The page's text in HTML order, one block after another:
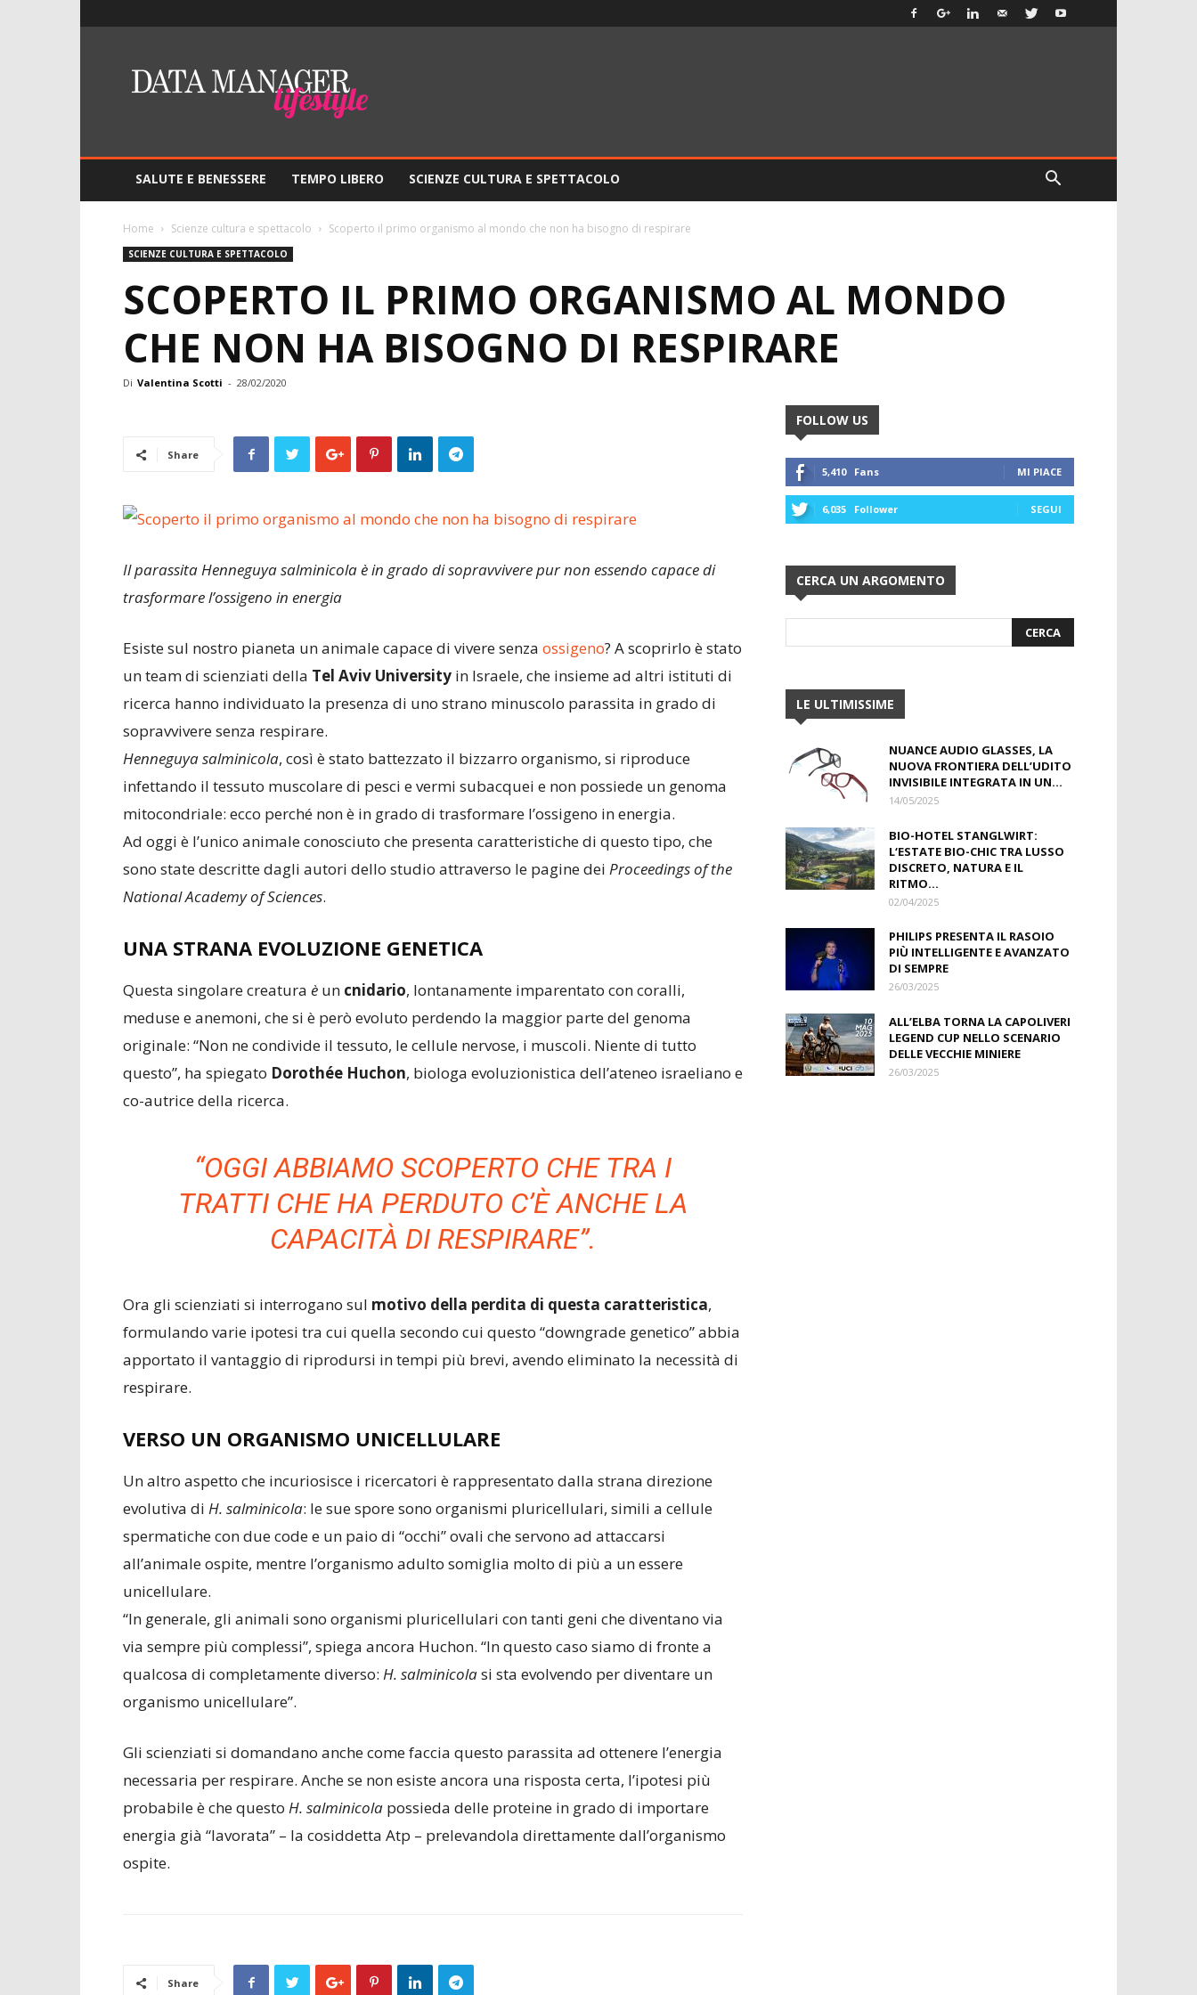
DMO
Online
SALUTE E BENESSERE
TEMPO LIBERO SCIENZE CULTURA E SPETTACOLO
Home Scienze cultura e spettacolo Scoperto il primo organismo al mondo che non ha bisogno di respirare
SCIENZE CULTURA E SPETTACOLO
SCOPERTO IL PRIMO ORGANISMO AL MONDO
CHE NON HA BISOGNO DI RESPIRARE
Di Valentina Scotti - 28/02/2020
Share
Il parassitaHenneguya salminicola è in grado di sopravvivere pur non essendo capace di
trasformare l’ossigeno in energia
Esiste sul nostro pianeta un animale capace di vivere senza ossigeno? A scoprirlo è stato
un team di scienziati della Tel Aviv University in Israele, che insieme ad altri istituti di
ricerca hanno individuato la presenza di uno strano minuscolo parassita in grado di
sopravvivere senza respirare.
Henneguya salminicola, così è stato battezzato il bizzarro organismo, si riproduce
infettando il tessuto muscolare di pesci e vermi subacquei e non possiede un genoma
mitocondriale: ecco perché non è in grado di trasformare l’ossigeno in energia.
Ad oggi è l’unico animale conosciuto che presenta caratteristiche di questo tipo, che
sono state descritte dagli autori dello studio attraverso le pagine dei Proceedings of the
National Academy of Sciences.
UNA STRANA EVOLUZIONE GENETICA
Questa singolare creatura è un cnidario, lontanamente imparentato con coralli,
meduse e anemoni, che si è però evoluto perdendo la maggior parte del genoma
originale: “Non ne condivide il tessuto, le cellule nervose, i muscoli. Niente di tutto
questo”, ha spiegato Dorothée Huchon, biologa evoluzionistica dell’ateneo israeliano e
co-autrice della ricerca.
“OGGI ABBIAMO SCOPERTO CHE TRA I
TRATTI CHE HA PERDUTO C’È ANCHE LA
CAPACITÀ DI RESPIRARE”.
Ora gli scienziati si interrogano sul motivo della perdita di questa caratteristica,
formulando varie ipotesi tra cui quella secondo cui questo “downgrade genetico” abbia
apportato il vantaggio di riprodursi in tempi più brevi, avendo eliminato la necessità di
respirare.
VERSO UN ORGANISMO UNICELLULARE
Un altro aspetto che incuriosisce i ricercatori è rappresentato dalla strana direzione
evolutiva di H. salminicola: le sue spore sono organismi pluricellulari, simili a cellule
spermatiche con due code e un paio di “occhi” ovali che servono ad attaccarsi
all’animale ospite, mentre l’organismo adulto somiglia molto di più a un essere
unicellulare.
“In generale, gli animali sono organismi pluricellulari con tanti geni che diventano via
via sempre più complessi”, spiega ancora Huchon. “In questo caso siamo di fronte a
qualcosa di completamente diverso: H. salminicolasi sta evolvendo per diventare un
organismo unicellulare”.
Gli scienziati si domandano anche come faccia questo parassita ad ottenere l’energia
necessaria per respirare. Anche se non esiste ancora una risposta certa, l’ipotesi più
probabile è che questo H. salminicola possieda delle proteine in grado di importare
energia già “lavorata” – la cosiddetta Atp – prelevandola direttamente dall’organismo
ospite.
Share
FOLLOW US
5,410 Fans MI PIACE
6,035 Follower SEGUI
CERCA UN ARGOMENTO
LE ULTIMISSIME
NUANCE AUDIO GLASSES, LA
NUOVA FRONTIERA DELL’UDITO
INVISIBILE INTEGRATA IN UN...
14/05/2025
BIO-HOTEL STANGLWIRT:
L‘ESTATE BIO-CHIC TRA LUSSO
DISCRETO, NATURA E IL
RITMO...
02/04/2025
PHILIPS PRESENTA IL RASOIO
PIÙ INTELLIGENTE E AVANZATO
DI SEMPRE
26/03/2025
ALL’ELBA TORNA LA CAPOLIVERI
LEGEND CUP NELLO SCENARIO
DELLE VECCHIE MINIERE
26/03/2025